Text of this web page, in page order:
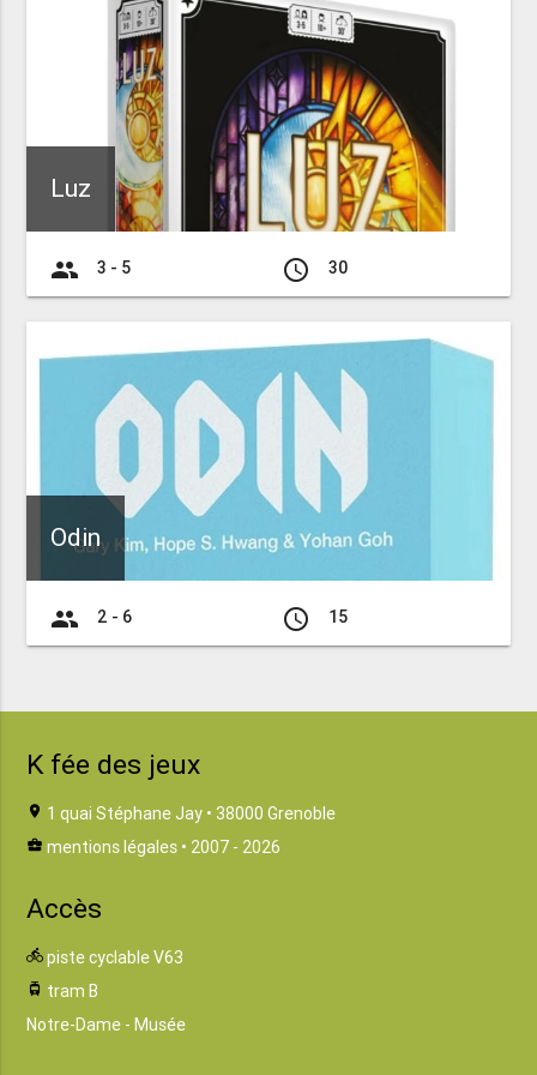
Luz
group 3 - 5 access_time 30
Odin
group 2 - 6 access_time 15
K fée des jeux
location_on 1 quai Stéphane Jay • 38000 Grenoble
business_center mentions légales • 2007 - 2026
Accès
directions_bike piste cyclable V63
tram tram B
Notre-Dame - Musée